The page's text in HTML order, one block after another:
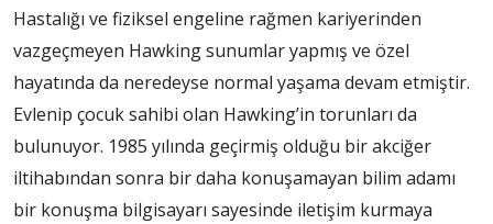
Hastalığı ve fiziksel engeline rağmen kariyerinden
vazgeçmeyen Hawking sunumlar yapmış ve özel
hayatında da neredeyse normal yaşama devam etmiştir.
Evlenip çocuk sahibi olan Hawking’in torunları da
bulunuyor. 1985 yılında geçirmiş olduğu bir akciğer
iltihabından sonra bir daha konuşamayan bilim adamı
bir konuşma bilgisayarı sayesinde iletişim kurmaya